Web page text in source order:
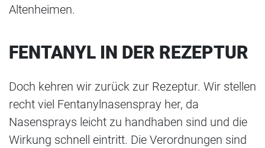
Altenheimen.
FENTANYL IN DER REZEPTUR
Doch kehren wir zurück zur Rezeptur. Wir stellen
recht viel Fentanylnasenspray her, da
Nasensprays leicht zu handhaben sind und die
Wirkung schnell eintritt. Die Verordnungen sind